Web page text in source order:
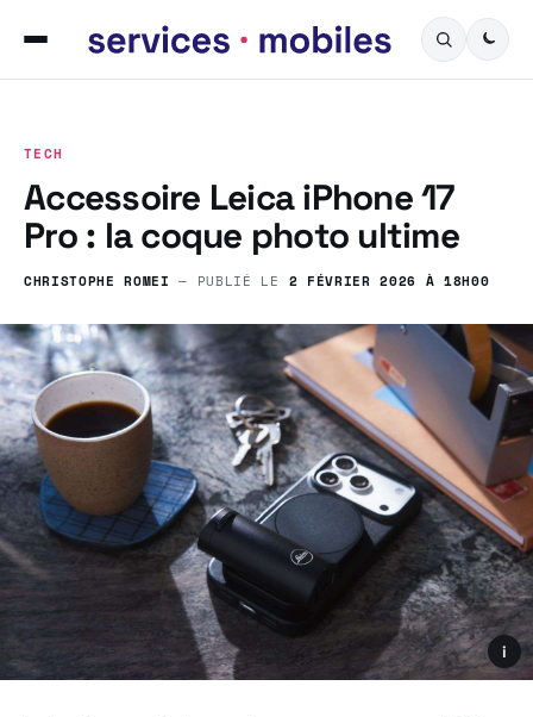
TECH
Accessoire Leica iPhone 17
Pro : la coque photo ultime
CHRISTOPHE ROMEI — PUBLIÉ LE 2 FÉVRIER 2026 À 18H00
i